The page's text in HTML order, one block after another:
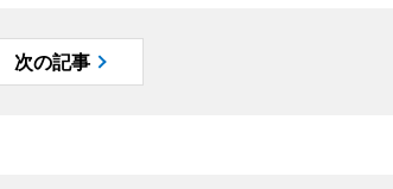
次の記事